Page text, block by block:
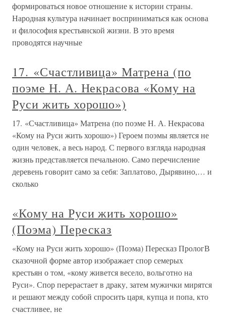
формироваться новое отношение к истории страны.
Народная культура начинает восприниматься как основа
и философия крестьянской жизни. В это время
проводятся научные
17. «Счастливица» Матрена (по
поэме Н. А. Некрасова «Кому на
Руси жить хорошо»)
17. «Счастливица» Матрена (по поэме Н. А. Некрасова
«Кому на Руси жить хорошо») Героем поэмы является не
один человек, а весь народ. С первого взгляда народная
жизнь представляется печальною. Само перечисление
деревень говорит само за себя: Заплатово, Дырявино,… и
сколько
«Кому на Руси жить хорошо»
(Поэма) Пересказ
«Кому на Руси жить хорошо» (Поэма) Пересказ ПрологВ
сказочной форме автор изображает спор семерых
крестьян о том, «кому живется весело, вольготно на
Руси». Спор перерастает в драку, затем мужички мирятся
и решают между собой спросить царя, купца и попа, кто
счастливее, не